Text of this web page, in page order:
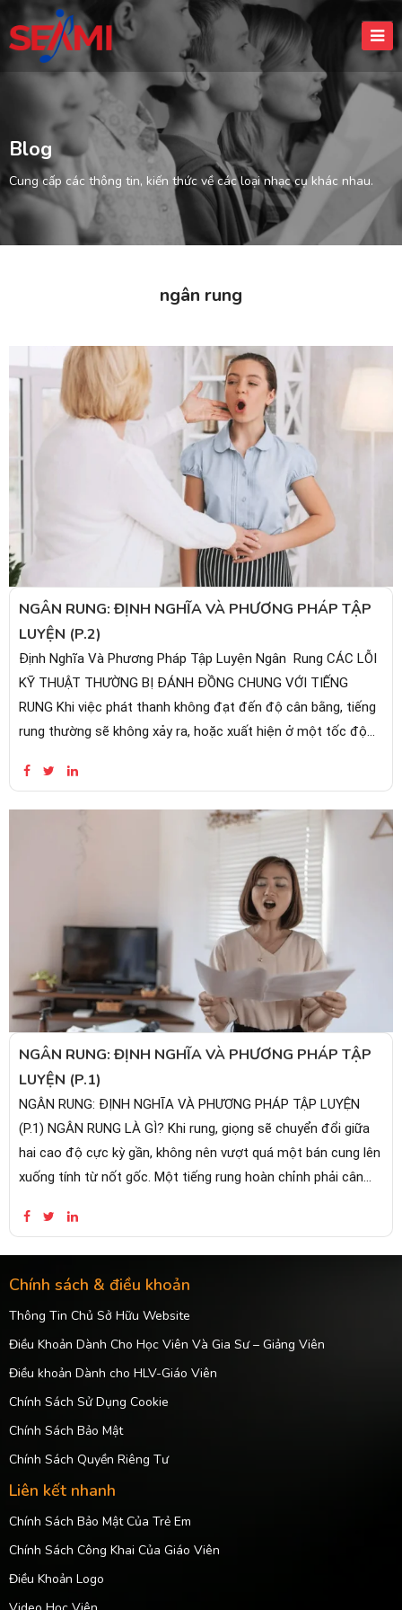
Blog
Cung cấp các thông tin, kiến thức về các loại nhạc cụ khác nhau.
ngân rung
NGÂN RUNG: ĐỊNH NGHĨA VÀ PHƯƠNG PHÁP TẬP
LUYỆN (P.2)
Định Nghĩa Và Phương Pháp Tập Luyện Ngân Rung CÁC LỖI
KỸ THUẬT THƯỜNG BỊ ĐÁNH ĐỒNG CHUNG VỚI TIẾNG
RUNG Khi việc phát thanh không đạt đến độ cân bằng, tiếng
rung thường sẽ không xảy ra, hoặc xuất hiện ở một tốc độ
NGÂN RUNG: ĐỊNH NGHĨA VÀ PHƯƠNG PHÁP TẬP
LUYỆN (P.1)
NGÂN RUNG: ĐỊNH NGHĨA VÀ PHƯƠNG PHÁP TẬP LUYỆN
(P.1) NGÂN RUNG LÀ GÌ? Khi rung, giọng sẽ chuyển đổi giữa
hai cao độ cực kỳ gần, không nên vượt quá một bán cung lên
xuống tính từ nốt gốc. Một tiếng rung hoàn chỉnh phải cân
Chính sách & điều khoản
Thông Tin Chủ Sở Hữu Website
Điều Khoản Dành Cho Học Viên Và Gia Sư – Giảng Viên
Điều khoản Dành cho HLV-Giáo Viên
Chính Sách Sử Dụng Cookie
Chính Sách Bảo Mật
Chính Sách Quyền Riêng Tư
Liên kết nhanh
Chính Sách Bảo Mật Của Trẻ Em
Chính Sách Công Khai Của Giáo Viên
Điều Khoản Logo